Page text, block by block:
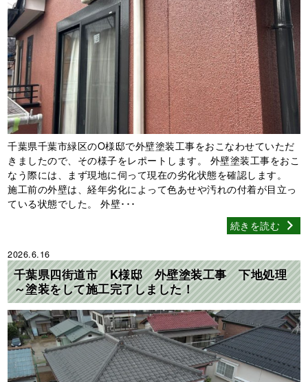
千葉県千葉市緑区のO様邸で外壁塗装工事をおこなわせていただ
きましたので、その様子をレポートします。 外壁塗装工事をおこ
なう際には、まず現地に伺って現在の劣化状態を確認します。
施工前の外壁は、経年劣化によって色あせや汚れの付着が目立っ
ている状態でした。 外壁･･･
続きを読む
2026.6.16
千葉県四街道市 K様邸 外壁塗装工事 下地処理
～塗装をして施工完了しました！